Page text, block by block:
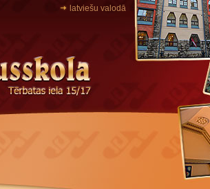
latviešu valodā